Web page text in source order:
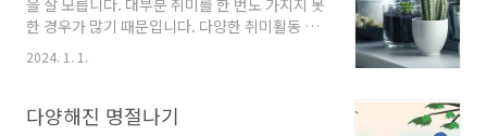
지고 있습니다. 외톨이가 되는 원인 50대 남성은 여러 가지 변화를
겪는 시기입니다. 50세 이후엔 대부분이 이혼, 사별, ..
을 잘 모릅니다. 대부분 취미를 한 번도 가지지 못
한 경우가 많기 때문입니다. 다양한 취미활동 중
처음 가져보기에 좋고 집에서 할 수 있으며 난이
도도 낮은 취미로 반려식물 키우기가 있습니다.
내외에서 쉽게 기를 수 있고 식용을 주목적으로
2024. 1. 1.
다양해진 명절나기